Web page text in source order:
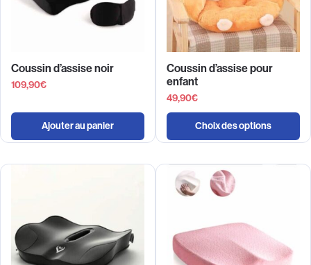
Coussin d’assise noir
109,90€
Ajouter au panier
Coussin d’assise pour
enfant
49,90€
Choix des options